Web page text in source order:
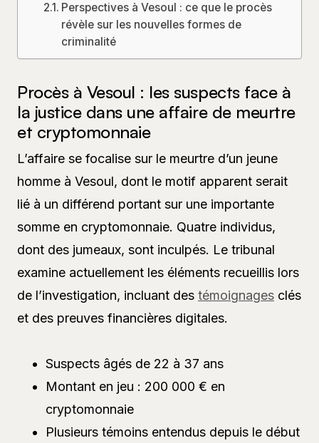
Perspectives à Vesoul : ce que le procès
révèle sur les nouvelles formes de
criminalité
Procès à Vesoul : les suspects face à
la justice dans une affaire de meurtre
et cryptomonnaie
L’affaire se focalise sur le meurtre d’un jeune
homme à Vesoul, dont le motif apparent serait
lié à un différend portant sur une importante
somme en cryptomonnaie. Quatre individus,
dont des jumeaux, sont inculpés. Le tribunal
examine actuellement les éléments recueillis lors
de l’investigation, incluant des témoignages clés
et des preuves financières digitales.
Suspects âgés de 22 à 37 ans
Montant en jeu : 200 000 € en
cryptomonnaie
Plusieurs témoins entendus depuis le début